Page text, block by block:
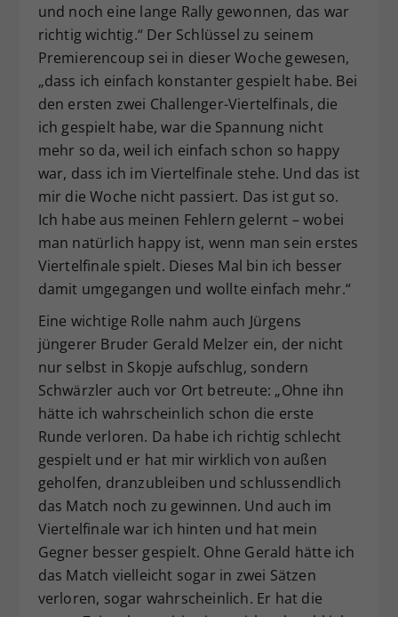
und noch eine lange Rally gewonnen, das war
richtig wichtig.“ Der Schlüssel zu seinem
Premierencoup sei in dieser Woche gewesen,
„dass ich einfach konstanter gespielt habe. Bei
den ersten zwei Challenger-Viertelfinals, die
ich gespielt habe, war die Spannung nicht
mehr so da, weil ich einfach schon so happy
war, dass ich im Viertelfinale stehe. Und das ist
mir die Woche nicht passiert. Das ist gut so.
Ich habe aus meinen Fehlern gelernt – wobei
man natürlich happy ist, wenn man sein erstes
Viertelfinale spielt. Dieses Mal bin ich besser
damit umgegangen und wollte einfach mehr.“
Eine wichtige Rolle nahm auch Jürgens
jüngerer Bruder Gerald Melzer ein, der nicht
nur selbst in Skopje aufschlug, sondern
Schwärzler auch vor Ort betreute: „Ohne ihn
hätte ich wahrscheinlich schon die erste
Runde verloren. Da habe ich richtig schlecht
gespielt und er hat mir wirklich von außen
geholfen, dranzubleiben und schlussendlich
das Match noch zu gewinnen. Und auch im
Viertelfinale war ich hinten und hat mein
Gegner besser gespielt. Ohne Gerald hätte ich
das Match vielleicht sogar in zwei Sätzen
verloren, sogar wahrscheinlich. Er hat die